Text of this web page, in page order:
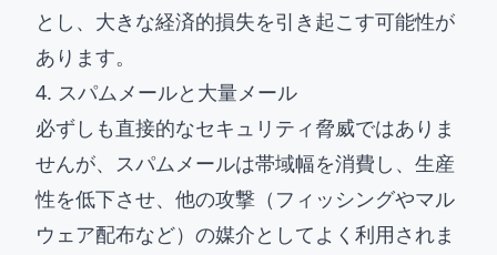
とし、大きな経済的損失を引き起こす可能性が
あります。
4. スパムメールと大量メール
必ずしも直接的なセキュリティ脅威ではありま
せんが、スパムメールは帯域幅を消費し、生産
性を低下させ、他の攻撃（フィッシングやマル
ウェア配布など）の媒介としてよく利用されま